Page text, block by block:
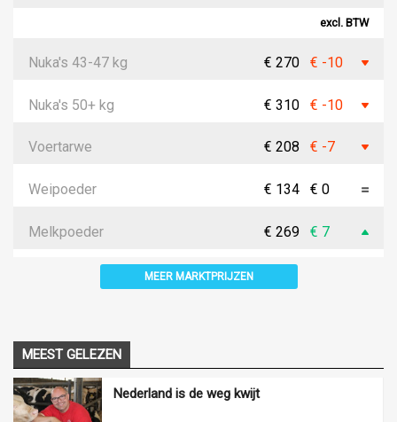
excl. BTW
Nuka's 43-47 kg € 270 € -10
Nuka's 50+ kg € 310 € -10
Voertarwe € 208 € -7
Weipoeder € 134 € 0
Melkpoeder € 269 € 7
MEER MARKTPRIJZEN
MEEST GELEZEN
Nederland is de weg kwijt